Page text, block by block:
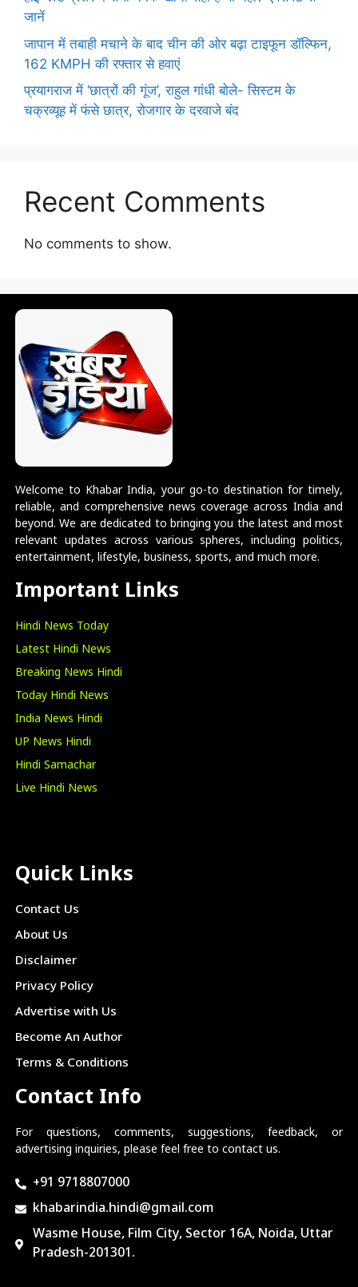
जानें
जापान में तबाही मचाने के बाद चीन की ओर बढ़ा टाइफून डॉल्फिन,
162 KMPH की रफ्तार से हवाएं
प्रयागराज में ‘छात्रों की गूंज’, राहुल गांधी बोले- सिस्टम के
चक्रव्यूह में फंसे छात्र, रोजगार के दरवाजे बंद
Recent Comments
No comments to show.
Welcome to Khabar India, your go-to destination for timely,
reliable, and comprehensive news coverage across India and
beyond. We are dedicated to bringing you the latest and most
relevant updates across various spheres, including politics,
entertainment, lifestyle, business, sports, and much more.
Important Links
Hindi News Today
Latest Hindi News
Breaking News Hindi
Today Hindi News
India News Hindi
UP News Hindi
Hindi Samachar
Live Hindi News
Quick Links
Contact Us
About Us
Disclaimer
Privacy Policy
Advertise with Us
Become An Author
Terms & Conditions
Contact Info
For questions, comments, suggestions, feedback, or
advertising inquiries, please feel free to contact us.
+91 9718807000
khabarindia.hindi@gmail.com
Wasme House, Film City, Sector 16A, Noida, Uttar
Pradesh-201301.